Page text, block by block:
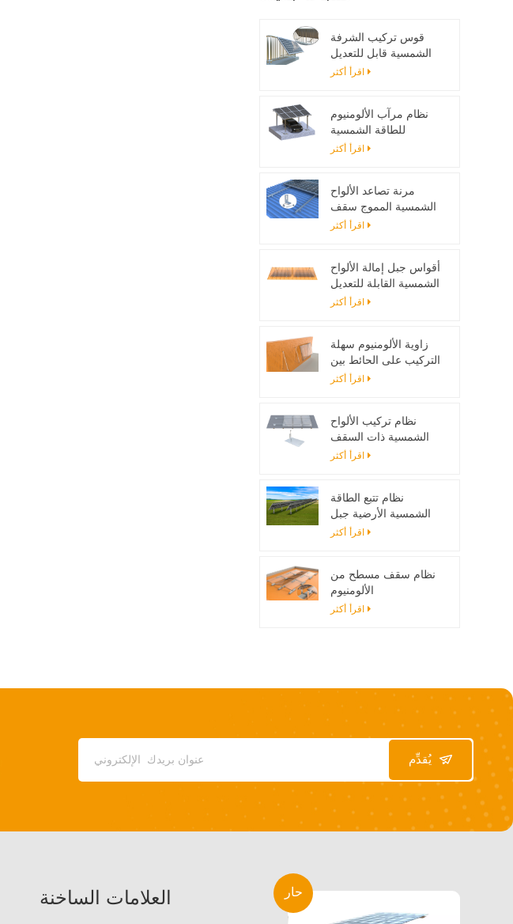
قوس تركيب الشرفة
الشمسية قابل للتعديل
اقرأ أكثر
نظام مرآب الألومنيوم
للطاقة الشمسية
اقرأ أكثر
مرنة تصاعد الألواح
الشمسية المموج سقف
تصاعد بين قوسين
اقرأ أكثر
أقواس جبل إمالة الألواح
الشمسية القابلة للتعديل
مصممة لأنظمة الطاقة
اقرأ أكثر
زاوية الألومنيوم سهلة
التركيب على الحائط بين
قوسين للألواح الشمسية
اقرأ أكثر
نظام تركيب الألواح
الشمسية ذات السقف
المسطح مع اللمعان
اقرأ أكثر
نظام تتبع الطاقة
الشمسية الأرضية جبل
حامل قابل للتعديل لوحة
اقرأ أكثر
نظام سقف مسطح من
الألومنيوم
اقرأ أكثر
يُقدِّم
العلامات الساخنة حار